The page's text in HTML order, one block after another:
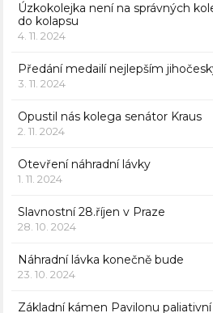
Úzkokolejka není na správných
do kolapsu
4. 11. 2024
Předání medailí nejlepším
3. 11. 2024
Opustil nás kolega senátor Kraus
2. 11. 2024
Otevření náhradní lávky
1. 11. 2024
Slavnostní 28.říjen v Praze
28. 10. 2024
Náhradní lávka konečně bude
23. 10. 2024
Základní kámen Pavilonu